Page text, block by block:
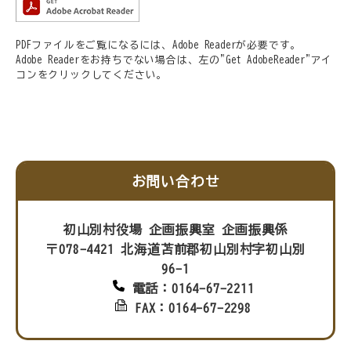
PDFファイルをご覧になるには、Adobe Readerが必要です。
Adobe Readerをお持ちでない場合は、左の"Get AdobeReader"アイ
コンをクリックしてください。
お問い合わせ
初山別村役場 企画振興室 企画振興係
〒078-4421 北海道苫前郡初山別村字初山別
96-1
電話：0164-67-2211
FAX：0164-67-2298